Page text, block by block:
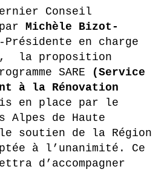
Conseil
Michèle Bizot-
Présidente en charge
la proposition
SARE
(Service
à la Rénovation
en place par le
Alpes de Haute
le soutien de la Région
à l’unanimité. Ce
d’accompagner